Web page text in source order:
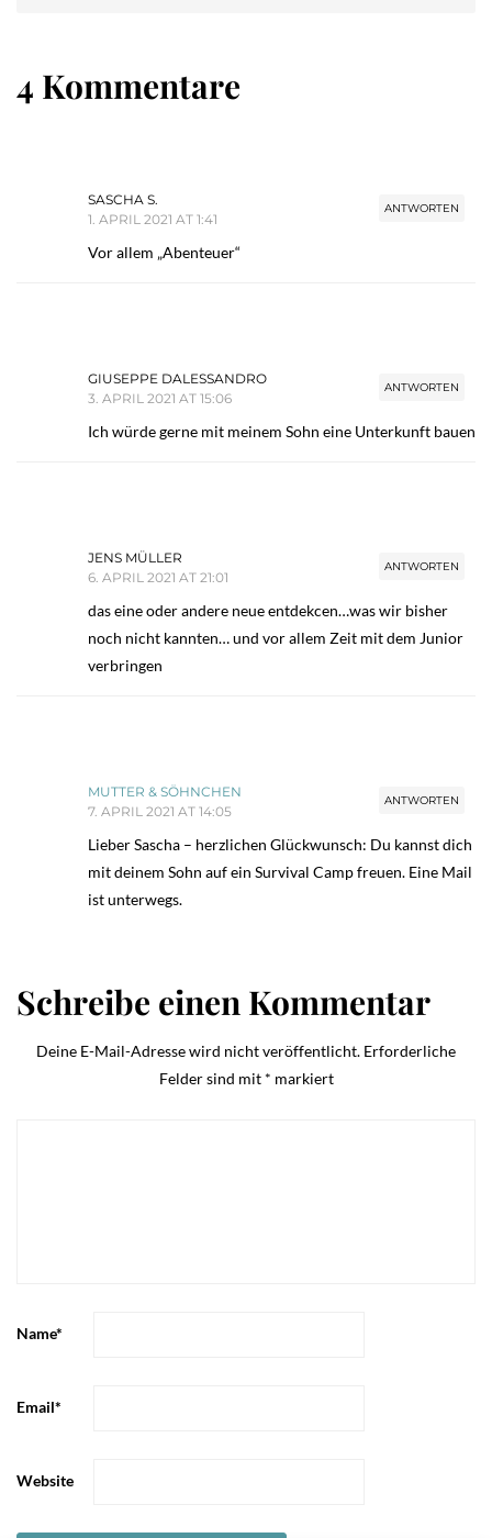
4 Kommentare
ANTWORTEN
SASCHA S.
1. APRIL 2021 AT 1:41
Vor allem „Abenteuer“
ANTWORTEN
GIUSEPPE DALESSANDRO
3. APRIL 2021 AT 15:06
Ich würde gerne mit meinem Sohn eine Unterkunft bauen
ANTWORTEN
JENS MÜLLER
6. APRIL 2021 AT 21:01
das eine oder andere neue entdekcen…was wir bisher
noch nicht kannten… und vor allem Zeit mit dem Junior
verbringen
ANTWORTEN
MUTTER & SÖHNCHEN
7. APRIL 2021 AT 14:05
Lieber Sascha – herzlichen Glückwunsch: Du kannst dich
mit deinem Sohn auf ein Survival Camp freuen. Eine Mail
ist unterwegs.
Schreibe einen Kommentar
Deine E-Mail-Adresse wird nicht veröffentlicht. Erforderliche
Felder sind mit * markiert
Name*
Email*
Website